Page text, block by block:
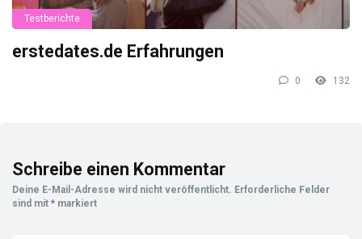
Testberichte
erstedates.de Erfahrungen
0 132
Schreibe einen Kommentar
Deine E-Mail-Adresse wird nicht veröffentlicht. Erforderliche Felder
sind mit * markiert